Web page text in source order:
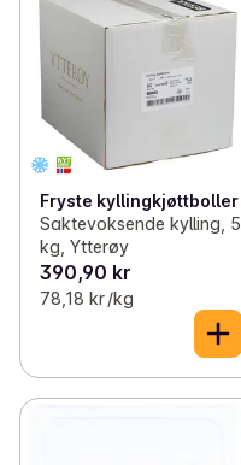
Fryste kyllingkjøttboller
Saktevoksende kylling, 5
kg, Ytterøy
390,90 kr
78,18 kr /kg